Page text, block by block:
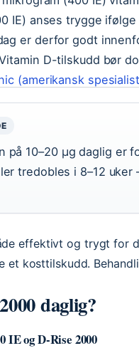
IE) anses trygge ifølge
er derfor godt
D-tilskudd bør
(amerikansk
på 10–20 µg daglig er
tredobles i 8–12 uker
effektivt og trygt for
et kosttilskudd.
daglig?
IE og D-Rise 2000